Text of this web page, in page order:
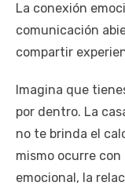
La conexión
comunicación
compartir
Imagina que
por dentro. La
no te brinda el
mismo ocurre
emocional, la